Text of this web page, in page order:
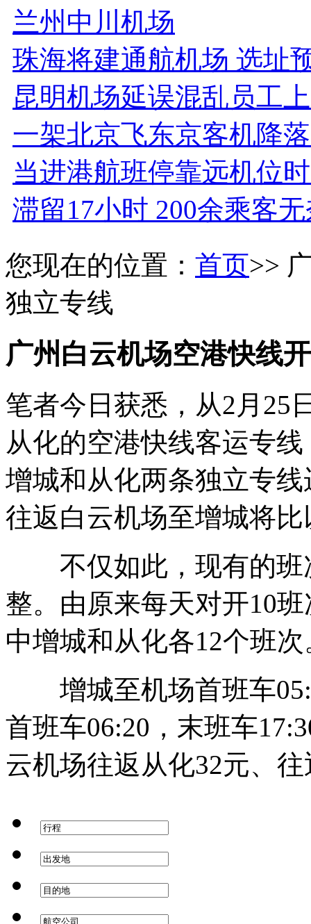
兰州中川机场
珠海将建通航机场 选址
昆明机场延误混乱员工
一架北京飞东京客机降
当进港航班停靠远机位
滞留17小时 200余乘客
您现在的位置： 首页>>
独立专线
广州白云机场空港快线
笔者今日获悉，从2月25
从化的空港快线客运专
增城和从化两条独立专
往返白云机场至增城将
不仅如此，现有的班
整。由原来每天对开10
中增城和从化各12个班次
增城至机场首班车
首班车06:20，末班车
云机场往返从化32元、